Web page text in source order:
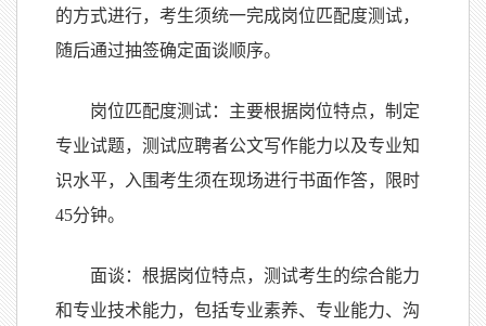
的方式进行，考生须统一完成岗位匹配度测试，
随后通过抽签确定面谈顺序。
岗位匹配度测试：主要根据岗位特点，制定
专业试题，测试应聘者公文写作能力以及专业知
识水平，入围考生须在现场进行书面作答，限时
45分钟。
面谈：根据岗位特点，测试考生的综合能力
和专业技术能力，包括专业素养、专业能力、沟